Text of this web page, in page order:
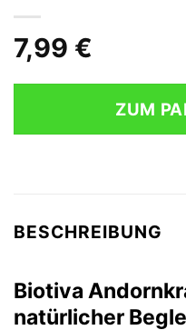
7,99 €
ZUM
BESCHREIBUNG
Biotiva
natürlicher